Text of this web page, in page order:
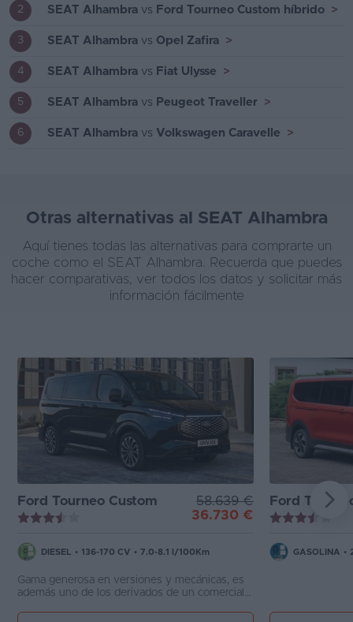
2 SEAT Alhambra vs Ford Tourneo Custom híbrido >
3 SEAT Alhambra vs Opel Zafira >
4 SEAT Alhambra vs Fiat Ulysse >
5 SEAT Alhambra vs Peugeot Traveller >
6 SEAT Alhambra vs Volkswagen Caravelle >
Otras alternativas al SEAT Alhambra
Aquí tienes todas las alternativas para comprarte un
coche como el SEAT Alhambra. Recuerda que puedes
hacer comparativas, ver todos los datos y solicitar más
información fácilmente
Ford Tourneo Custom
58.639 €
36.730 €
DIESEL • 136-170 CV • 7.0-8.1 l/100Km
Gama generosa en versiones y mecánicas, es
además uno de los derivados de un comercial
de equipamiento. Además su precio resulta
Ford Tourneo
GASOLINA •